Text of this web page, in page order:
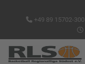
+49 89 15702-300